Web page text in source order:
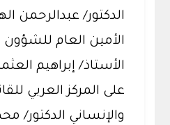
الدكتور/ عبدالرحمن
الأمين العام للشؤون
الأستاذ/ إبراهيم
على المركز العربي
والإنساني الدكتور/